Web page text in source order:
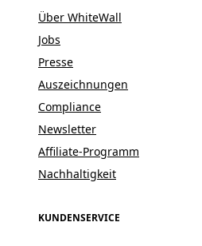
Über WhiteWall
Jobs
Presse
Auszeichnungen
Compliance
Newsletter
Affiliate-Programm
Nachhaltigkeit
KUNDENSERVICE